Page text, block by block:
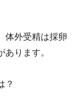
体外受精は採卵
ります。
？